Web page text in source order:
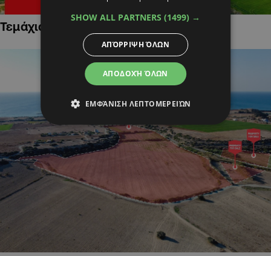
Τεμάχια Γης σε Οικιστικές Περιοχές
SHOW ALL PARTNERS (1499) →
ΑΠΟΔΟΧΉ ΌΛΩΝ
ΑΠΌΡΡΙΨΗ ΌΛΩΝ
ΕΜΦΆΝΙΣΗ ΛΕΠΤΟΜΕΡΕΙΏΝ